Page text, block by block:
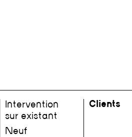
Intervention
sur existant
Neuf
Clients